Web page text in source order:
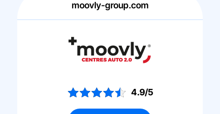
moovly-group.com
4.9/5